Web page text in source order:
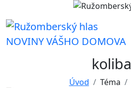
NOVINY VÁŠHO DOMOVA
koliba
Úvod Téma